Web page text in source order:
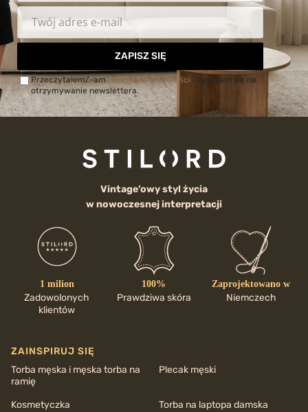
ZAPISZ SIĘ
Przeczytałem/-amPolitykę prywatności i zgadzam się na
otrzymywanie newslettera.
Vintage’owy styl życia
w nowoczesnej interpretacji
1 milion
Zadowolonych
klientów
100%
Prawdziwa skóra
Zaprojektowano w
Niemczech
ZAINSPIRUJ SIĘ
Torba męska i męska torba na
ramię
Plecak męski
Kosmetyczka
Torba na laptopa damska